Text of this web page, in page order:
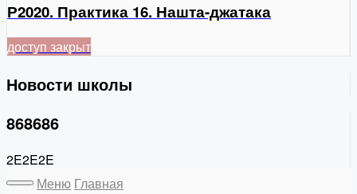
Р2020. Практика 16. Нашта-джатака
доступ закрыт
Новости школы
868686
2E2E2E
Меню Главная